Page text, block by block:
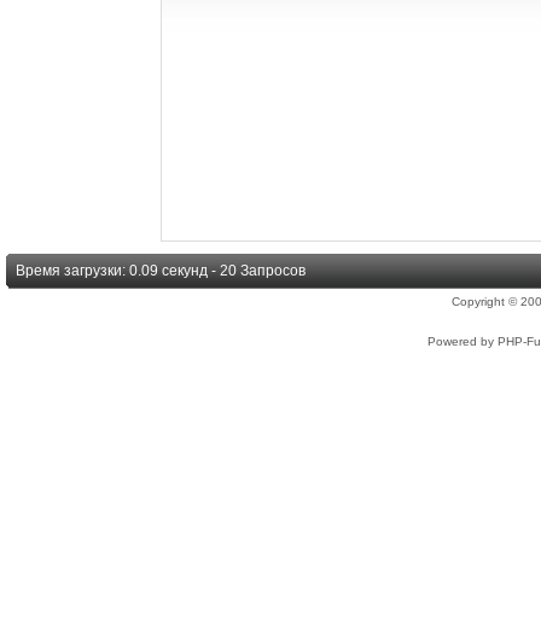
Время загрузки: 0.09 секунд - 20 Запросов
Copyright ©
Powered by PHP-